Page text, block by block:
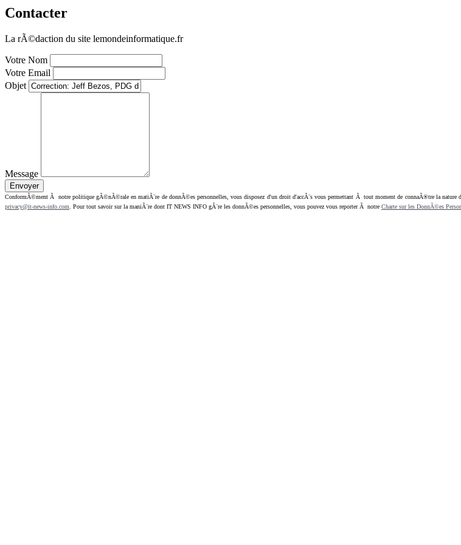
Contacter
La rÃ©daction du site lemondeinformatique.fr
Votre Nom
Votre Email
Objet
Message
ConformÃ©ment Ã notre politique gÃ©nÃ©rale en matiÃ¨re de donnÃ©es personnelles, vous disposez d'un droit d'accÃ¨s vous permettant Ã tout moment de connaÃ®tre la
privacy@it-news-info.com . Pour tout savoir sur la maniÃ¨re dont IT NEWS INFO gÃ¨re les donnÃ©es personnelles, vous pouvez vous reporter Ã notre Charte sur les DonnÃ©es